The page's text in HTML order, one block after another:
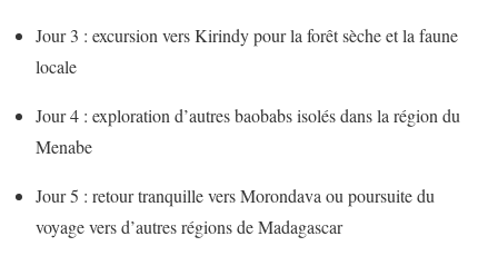
Jour 3 : excursion vers Kirindy pour la forêt sèche et la faune
locale
Jour 4 : exploration d’autres baobabs isolés dans la région du
Menabe
Jour 5 : retour tranquille vers Morondava ou poursuite du
voyage vers d’autres régions de Madagascar